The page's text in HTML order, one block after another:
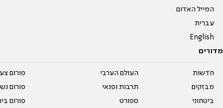
המייל האדום
עברית
English
מדורים
חדשות
מבזקים
ביטחוני
העולם הערבי
תרבות ופנאי
ספורט
פורום
פורום
פורום